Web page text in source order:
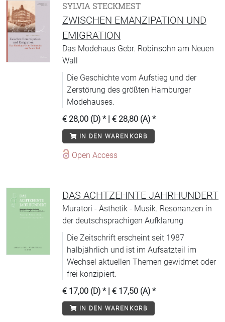
SYLVIA STECKMEST
ZWISCHEN EMANZIPATION UND
EMIGRATION
Das Modehaus Gebr. Robinsohn am Neuen
Wall
Die Geschichte vom Aufstieg und der
Zerstörung des größten Hamburger
Modehauses.
€ 28,00 (D) * | € 28,80 (A) *
IN DEN WARENKORB
Open Access
DAS ACHTZEHNTE JAHRHUNDERT
Muratori - Ästhetik - Musik. Resonanzen in
der deutschsprachigen Aufklärung
Die Zeitschrift erscheint seit 1987
halbjährlich und ist im Aufsatzteil im
Wechsel aktuellen Themen gewidmet oder
frei konzipiert.
€ 17,00 (D) * | € 17,50 (A) *
IN DEN WARENKORB